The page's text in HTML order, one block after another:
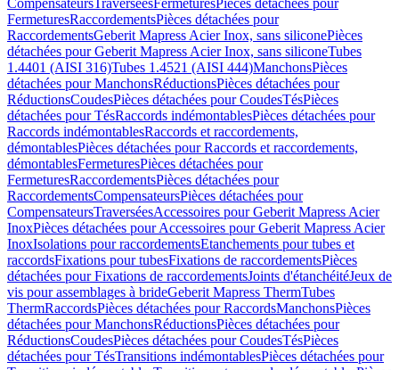
CompensateursTraverséesFermeturesPièces détachées pour
FermeturesRaccordementsPièces détachées pour
RaccordementsGeberit Mapress Acier Inox, sans siliconePièces
détachées pour Geberit Mapress Acier Inox, sans siliconeTubes
1.4401 (AISI 316)Tubes 1.4521 (AISI 444)ManchonsPièces
détachées pour ManchonsRéductionsPièces détachées pour
RéductionsCoudesPièces détachées pour CoudesTésPièces
détachées pour TésRaccords indémontablesPièces détachées pour
Raccords indémontablesRaccords et raccordements,
démontablesPièces détachées pour Raccords et raccordements,
démontablesFermeturesPièces détachées pour
FermeturesRaccordementsPièces détachées pour
RaccordementsCompensateursPièces détachées pour
CompensateursTraverséesAccessoires pour Geberit Mapress Acier
InoxPièces détachées pour Accessoires pour Geberit Mapress Acier
InoxIsolations pour raccordementsEtanchements pour tubes et
raccordsFixations pour tubesFixations de raccordementsPièces
détachées pour Fixations de raccordementsJoints d'étanchéitéJeux de
vis pour assemblages à brideGeberit Mapress ThermTubes
ThermRaccordsPièces détachées pour RaccordsManchonsPièces
détachées pour ManchonsRéductionsPièces détachées pour
RéductionsCoudesPièces détachées pour CoudesTésPièces
détachées pour TésTransitions indémontablesPièces détachées pour